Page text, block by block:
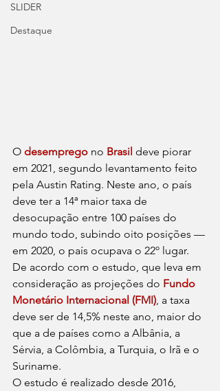
SLIDER
Destaque
O desemprego no Brasil deve piorar
em 2021, segundo levantamento feito
pela Austin Rating. Neste ano, o país
deve ter a 14ª maior taxa de
desocupação entre 100 países do
mundo todo, subindo oito posições —
em 2020, o país ocupava o 22º lugar.
De acordo com o estudo, que leva em
consideração as projeções do Fundo
Monetário Internacional (FMI) , a taxa
deve ser de 14,5% neste ano, maior do
que a de países como a Albânia, a
Sérvia, a Colômbia, a Turquia, o Irã e o
Suriname.
O estudo é realizado desde 2016,